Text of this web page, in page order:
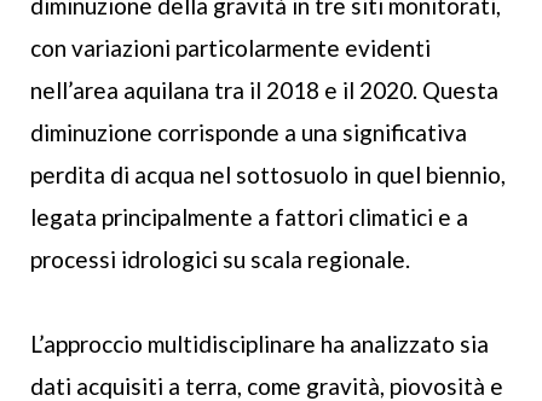
con variazioni particolarmente evidenti
nell’area aquilana tra il 2018 e il 2020. Questa
diminuzione corrisponde a una significativa
perdita di acqua nel sottosuolo in quel biennio,
legata principalmente a fattori climatici e a
processi idrologici su scala regionale.
L’approccio multidisciplinare ha analizzato sia
dati acquisiti a terra, come gravità, piovosità e